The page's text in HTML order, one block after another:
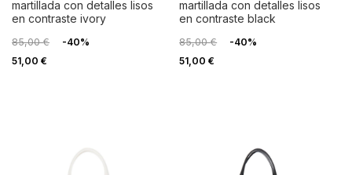
martillada con detalles lisos
en contraste ivory
85,00 €
-40%
51,00 €
martillada con detalles lisos
en contraste black
85,00 €
-40%
51,00 €